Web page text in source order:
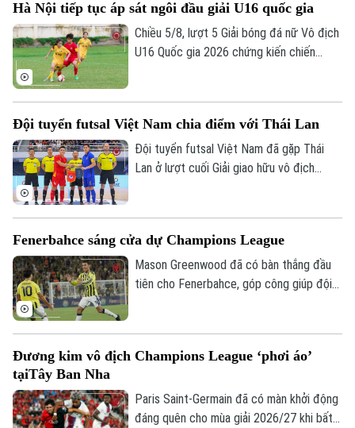
tưng bừng trước Indonesia ngay trên sân
khách.
Hà Nội tiếp tục áp sát ngôi đầu giải U16 quốc gia
Chiều 5/8, lượt 5 Giải bóng đá nữ Vô địch
U16 Quốc gia 2026 chứng kiến chiến
nhưng tạm xếp nhì do kém chỉ số phụ,
tiếp tục tạo nên cuộc đua hấp dẫn ở
nhóm đầu bảng.
Đội tuyển futsal Việt Nam chia điểm với Thái Lan
Đội tuyển futsal Việt Nam đã gặp Thái
Lan ở lượt cuối Giải giao hữu vô địch
ghi liền 3 bàn nhờ chiến thuật chơi power-
play và cân bằng tỉ số, qua đó kết thúc
giải với 8 điểm sau 4 trận.
Fenerbahce sáng cửa dự Champions League
Mason Greenwood đã có bàn thắng đầu
tiên cho Fenerbahce, góp công giúp đội
một bước dài tới vòng play-off
Đương kim vô địch Champions League ‘phơi áo’
tạiTây Ban Nha
Paris Saint-Germain đã có màn khởi động
đáng quên cho mùa giải 2026/27 khi bất